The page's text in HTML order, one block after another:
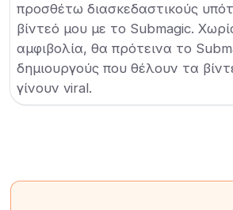
προσθέτω διασκεδαστικούς
βίντεό μου με το Submagic.
αμφιβολία, θα πρότεινα το
δημιουργούς που θέλουν τα
γίνουν viral.